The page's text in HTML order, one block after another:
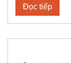
Đọc tiếp